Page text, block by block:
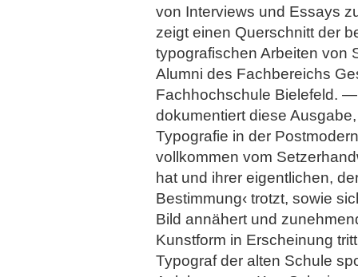
von Interviews und Essays
zeigt einen Querschnitt der
typografischen Arbeiten von
Alumni des Fachbereichs
Fachhochschule Bielefeld.
dokumentiert diese
Typografie in der
vollkommen vom
hat und ihrer eigentlichen,
Bestimmung‹ trotzt, sowie
Bild annähert und
Kunstform in Erscheinung
Typograf der alten Schule